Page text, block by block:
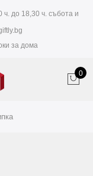
до 18,30 ч. събота и
за дома
0